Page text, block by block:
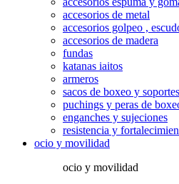
accesorios de metal
accesorios golpeo ,
accesorios de madera
fundas
katanas iaitos
armeros
sacos de boxeo y soportes
puchings y peras de
enganches y sujeciones
resistencia y
ocio y movilidad
ocio y movilidad